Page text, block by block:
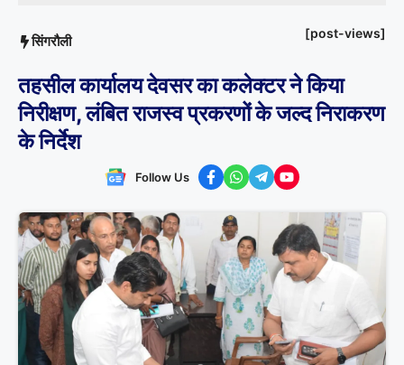
सिंगरौली [post-views]
तहसील कार्यालय देवसर का कलेक्टर ने किया
निरीक्षण, लंबित राजस्व प्रकरणों के जल्द निराकरण
के निर्देश
Follow Us